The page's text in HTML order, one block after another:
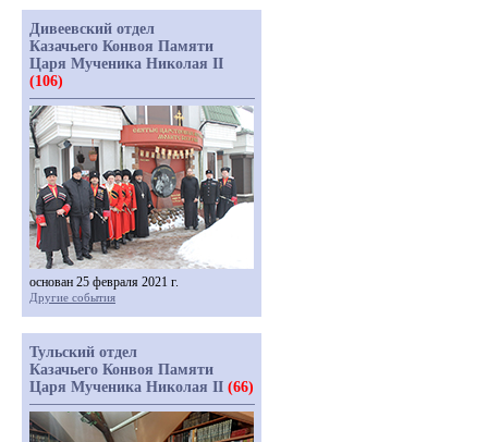
Дивеевский отдел
Казачьего Конвоя Памяти
Царя Мученика Николая II
(106)
основан 25 февраля 2021 г.
Другие события
Тульский отдел
Казачьего Конвоя Памяти
Царя Мученика Николая II (66)